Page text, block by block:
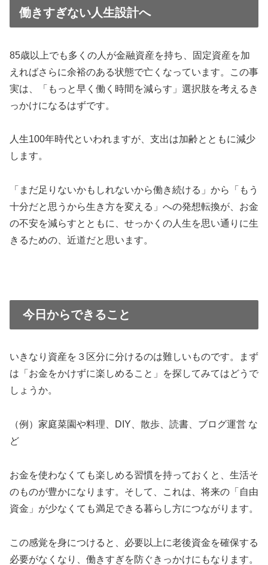
働きすぎない人生設計へ
85歳以上でも多くの人が金融資産を持ち、固定資産を加
えればさらに余裕のある状態で亡くなっています。この事
実は、「もっと早く働く時間を減らす」選択肢を考えるき
っかけになるはずです。
人生100年時代といわれますが、支出は加齢とともに減少
します。
「まだ足りないかもしれないから働き続ける」から「もう
十分だと思うから生き方を変える」への発想転換が、お金
の不安を減らすとともに、せっかくの人生を思い通りに生
きるための、近道だと思います。
今日からできること
いきなり資産を３区分に分けるのは難しいものです。まず
は「お金をかけずに楽しめること」を探してみてはどうで
しょうか。
（例）家庭菜園や料理、DIY、散歩、読書、ブログ運営 な
ど
お金を使わなくても楽しめる習慣を持っておくと、生活そ
のものが豊かになります。そして、これは、将来の「自由
資金」が少なくても満足できる暮らし方につながります。
この感覚を身につけると、必要以上に老後資金を確保する
必要がなくなり、働きすぎを防ぐきっかけにもなります。